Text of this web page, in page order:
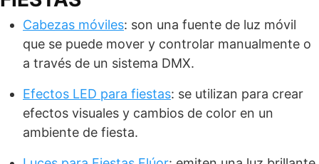
Cabezas móviles: son una fuente de luz móvil
que se puede mover y controlar manualmente o
a través de un sistema DMX.
Efectos LED para fiestas: se utilizan para crear
efectos visuales y cambios de color en un
ambiente de fiesta.